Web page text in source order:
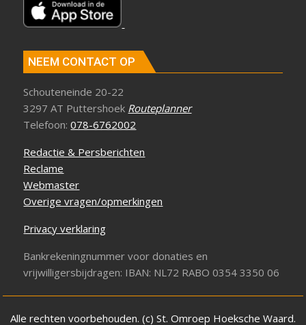
NEEM CONTACT OP
Schouteneinde 20-22
3297 AT Puttershoek Routeplanner
Telefoon:078-6762002
Redactie & Persberichten
Reclame
Webmaster
Overige vragen/opmerkingen
Privacy verklaring
Bankrekeningnummer voor donaties en
vrijwilligersbijdragen: IBAN: NL72 RABO 0354 3350 06
Alle rechten voorbehouden. (c) St. Omroep Hoeksche Waard.